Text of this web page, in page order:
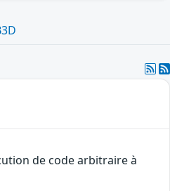
de code arbitraire à